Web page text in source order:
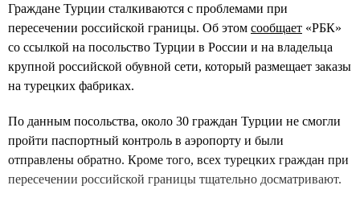
Граждане Турции сталкиваются с проблемами при
пересечении российской границы. Об этом сообщает «РБК»
со ссылкой на посольство Турции в России и на владельца
крупной российской обувной сети, который размещает заказы
на турецких фабриках.
По данным посольства, около 30 граждан Турции не смогли
пройти паспортный контроль в аэропорту и были
отправлены обратно. Кроме того, всех турецких граждан при
пересечении российской границы тщательно досматривают.